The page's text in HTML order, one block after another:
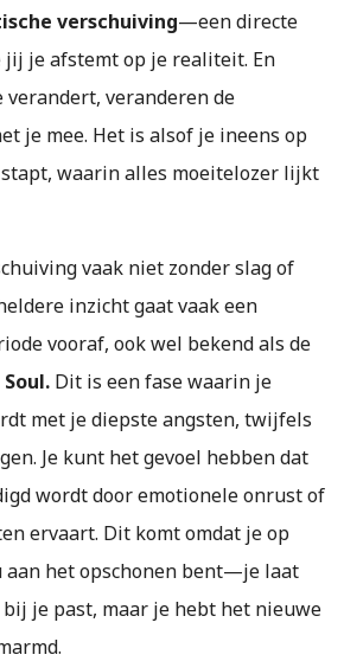
verschuiving—een directe
je afstemt op je realiteit. En
verandert, veranderen de
je mee. Het is alsof je ineens op
waarin alles moeitelozer lijkt
vaak niet zonder slag of
inzicht gaat vaak een
vooraf, ook wel bekend als de
Dit is een fase waarin je
met je diepste angsten, twijfels
Je kunt het gevoel hebben dat
wordt door emotionele onrust of
ervaart. Dit komt omdat je op
aan het opschonen bent—je laat
je past, maar je hebt het nieuwe